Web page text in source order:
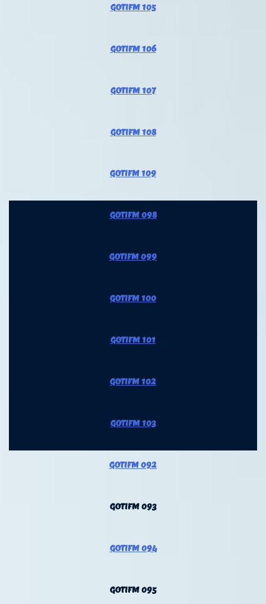
GOTIFM 105
GOTIFM 106
GOTIFM 107
GOTIFM 108
GOTIFM 109
GOTIFM 098
GOTIFM 099
GOTIFM 100
GOTIFM 101
GOTIFM 102
GOTIFM 103
GOTIFM 092
GOTIFM 093
GOTIFM 094
GOTIFM 095